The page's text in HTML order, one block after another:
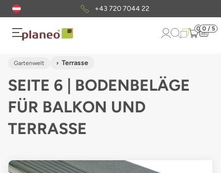
KostenloserMusterversand
0 0 / 5
Gartenwelt Terrasse
SEITE 6 | BODENBELÄGE
FÜR BALKON UND
TERRASSE